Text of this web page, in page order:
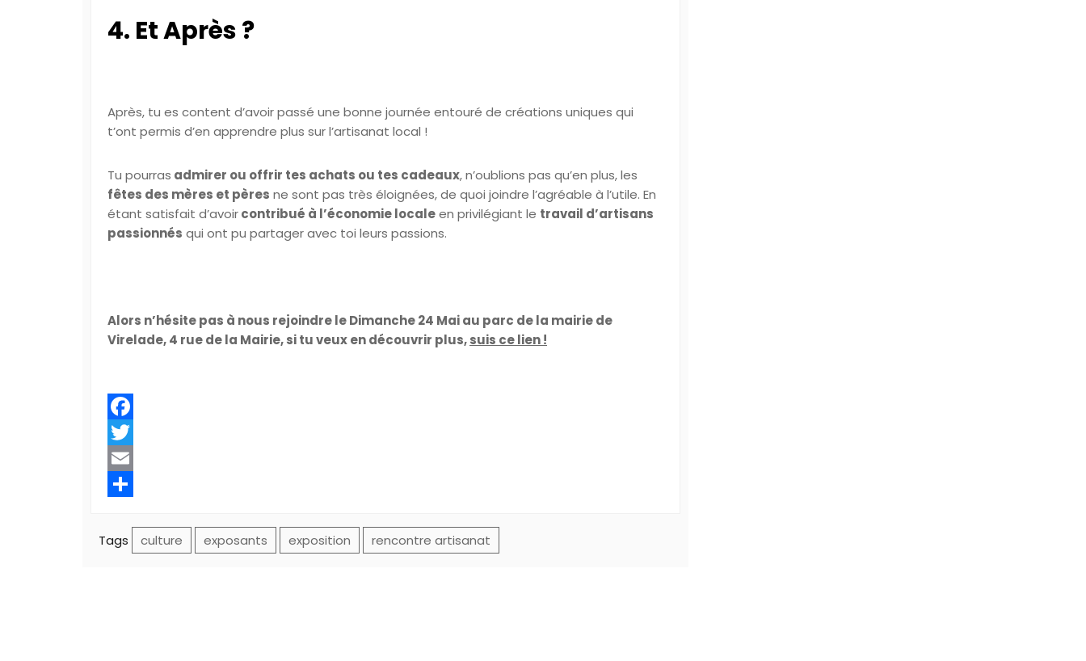
4. Et Après ?
Après, tu es content d’avoir passé une bonne journée entouré de créations uniques qui
t’ont permis d’en apprendre plus sur l’artisanat local !
Tu pourras admirer ou offrir tes achats ou tes cadeaux, n’oublions pas qu’en plus, les
fêtes des mères et pères ne sont pas très éloignées, de quoi joindre l’agréable à l’utile. En
étant satisfait d’avoircontribué à l’économie localeen privilégiant le travail d’artisans
passionnés qui ont pu partager avec toi leurs passions.
Alors n’hésite pas à nous rejoindre le Dimanche 24 Mai au parc de la mairie de
Virelade, 4 rue de la Mairie, si tu veux en découvrir plus,suis ce lien !
Facebook
Twitter
Email
Tags
culture exposants exposition rencontre artisanat